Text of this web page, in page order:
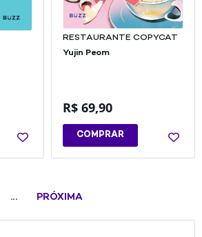
RESTAURANTE COPYCAT
Yujin Peom
R$ 69,90
COMPRAR
… PRÓXIMA